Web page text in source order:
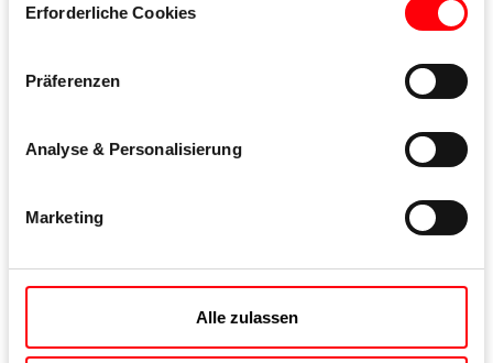
Erforderliche Cookies
Präferenzen
Analyse & Personalisierung
Marketing
Alle zulassen